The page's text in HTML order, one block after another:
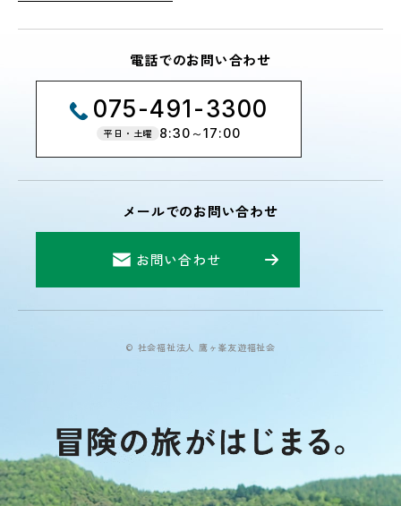
電話でのお問い合わせ
075-491-3300
平日・土曜 8:30～17:00
メールでのお問い合わせ
お問い合わせ
© 社会福祉法人 鷹ヶ峯友遊福祉会